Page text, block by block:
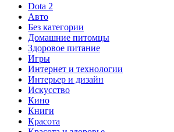
Dota 2
Авто
Без категории
Домашние питомцы
Здоровое питание
Игры
Интернет и технологии
Интерьер и дизайн
Искусство
Кино
Книги
Красота